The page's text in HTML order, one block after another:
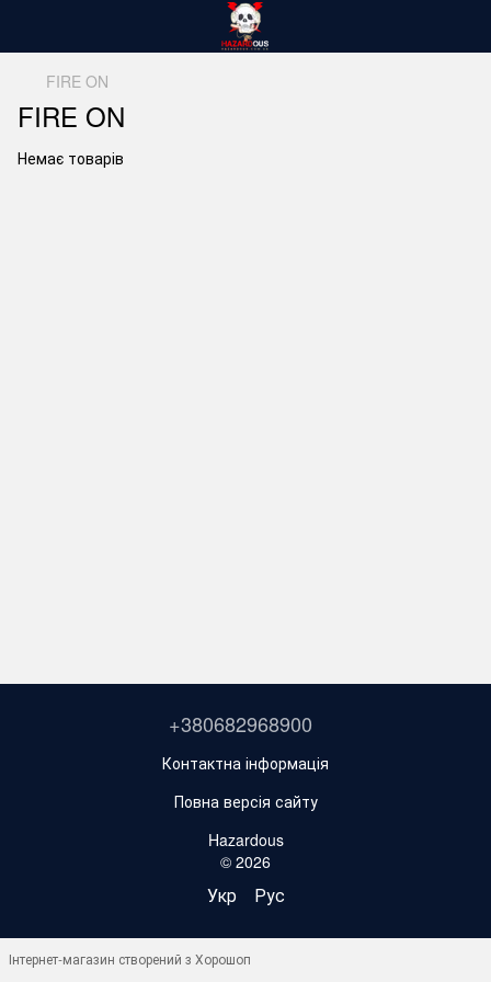
FIRE ON
FIRE ON
Немає товарів
+380682968900
Контактна інформація
Повна версія сайту
Hazardous
© 2026
Укр Рус
Інтернет-магазин створений з Хорошоп